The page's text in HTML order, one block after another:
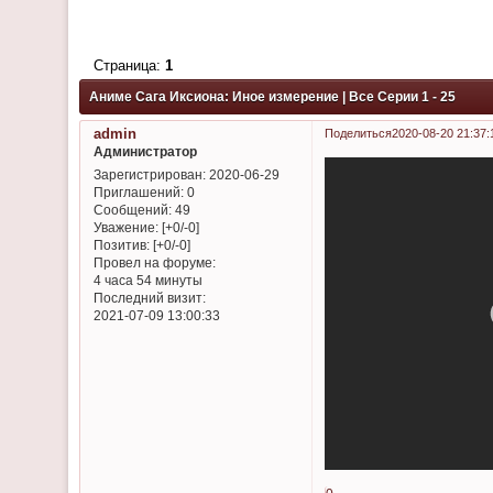
Аниме Сага Иксиона: Иное измерение | Все Серии 1 - 25
Страница: 1
Поделиться2020-08-20
admin
Администратор
Зарегистрирован: 2020-06-29
Приглашений:0
Сообщений:49
Уважение: [+0/-0]
Позитив: [+0/-0]
Провел на форуме:
4 часа 54 минуты
Последний визит:
2021-07-09 13:00:33